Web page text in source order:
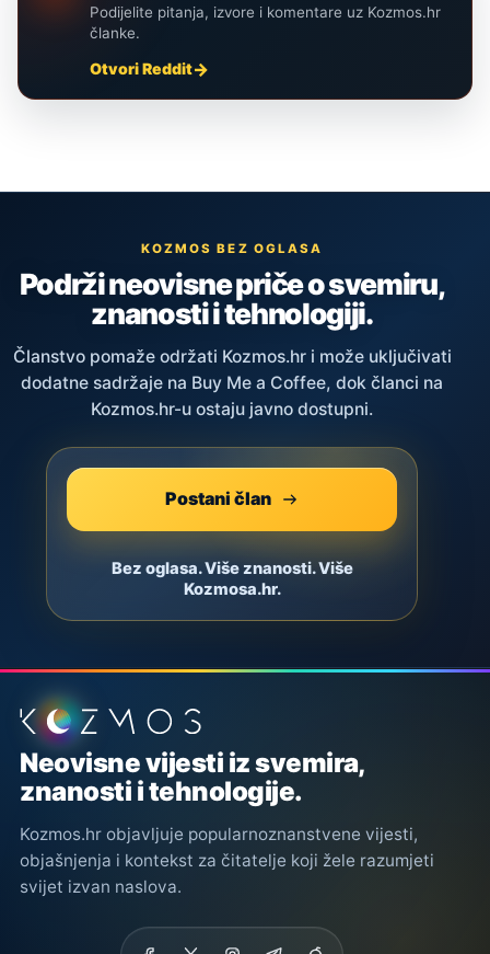
Podijelite pitanja, izvore i komentare uz Kozmos.hr
članke.
Otvori Reddit
KOZMOS BEZ OGLASA
Podrži neovisne priče o svemiru,
znanosti i tehnologiji.
Članstvo pomaže održati Kozmos.hr i može uključivati
dodatne sadržaje na Buy Me a Coffee, dok članci na
Kozmos.hr-u ostaju javno dostupni.
Postani član
Bez oglasa. Više znanosti. Više
Kozmosa.hr.
Podnožje stranice
Neovisne vijesti iz svemira,
znanosti i tehnologije.
Kozmos.hr objavljuje popularnoznanstvene vijesti,
objašnjenja i kontekst za čitatelje koji žele razumjeti
svijet izvan naslova.